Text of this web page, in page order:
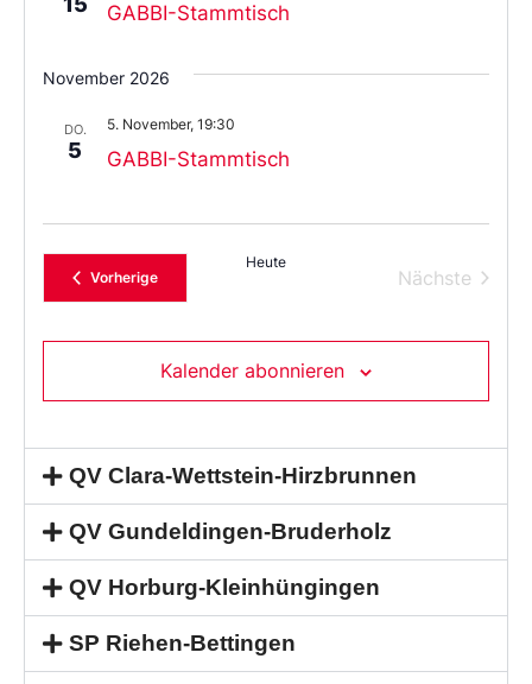
GABBI-Stammtisch
November 2026
DO.
5 GABBI-Stammtisch
5. November, 19:30
VorherigeVeranstaltungen
Heute
Nächste
Kalender abonnieren
QV Clara-Wettstein-Hirzbrunnen
QV Gundeldingen-Bruderholz
QV Horburg-Kleinhüngingen
SP Riehen-Bettingen